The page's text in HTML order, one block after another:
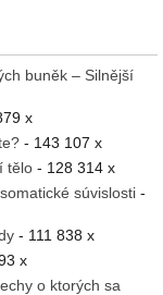
buněk – Silnější
x
- 143 107 x
tělo - 128 314 x
súvislosti -
- 111 838 x
x
o ktorých sa